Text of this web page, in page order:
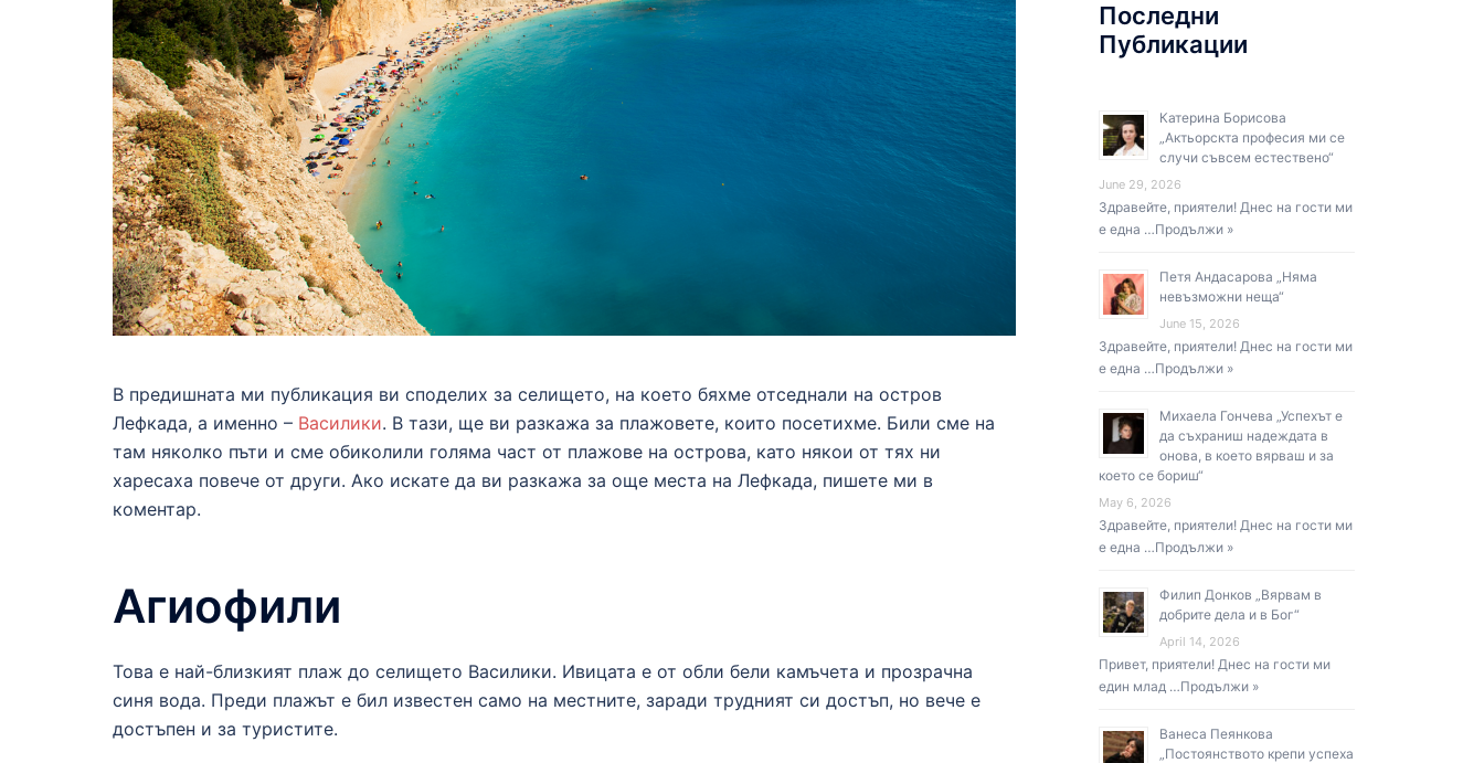
В предишната ми публикация ви споделих за селището, на което бяхме отседнали на остров
Лефкада, а именно – Василики. В тази, ще ви разкажа за плажовете, които посетихме. Били сме на
там няколко пъти и сме обиколили голяма част от плажове на острова, като някои от тях ни
харесаха повече от други. Ако искате да ви разкажа за още места на Лефкада, пишете ми в
коментар.
Агиофили
Това е най-близкият плаж до селището Василики. Ивицата е от обли бели камъчета и прозрачна
синя вода. Преди плажът е бил известен само на местните, заради трудният си достъп, но вече е
достъпен и за туристите.
Последни
Публикации
Катерина Борисова
„Актьорскта професия ми се
случи съвсем естествено“
June 29, 2026
Здравейте, приятели! Днес на гости ми
е една …Продължи »
Петя Андасарова „Няма
невъзможни неща“
June 15, 2026
Здравейте, приятели! Днес на гости ми
е една …Продължи »
Михаела Гончева „Успехът е
да съхраниш надеждата в
онова, в което вярваш и за
което се бориш“
May 6, 2026
Здравейте, приятели! Днес на гости ми
е една …Продължи »
Филип Донков „Вярвам в
добрите дела и в Бог“
April 14, 2026
Привет, приятели! Днес на гости ми
един млад …Продължи »
Ванеса Пеянкова
„Постоянството крепи успеха